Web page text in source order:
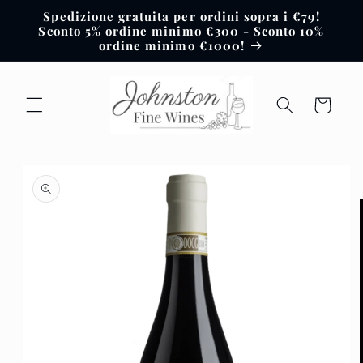
direttamente
ai contenuti
Spedizione gratuita per ordini sopra i €79!
Sconto 5% ordine minimo €300 - Sconto 10%
ordine minimo €1000!
Carrello
informazioni
sul prodotto